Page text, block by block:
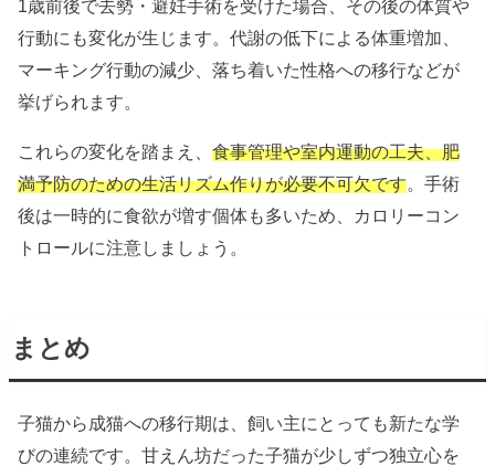
1歳前後で去勢・避妊手術を受けた場合、その後の体質や
行動にも変化が生じます。代謝の低下による体重増加、
マーキング行動の減少、落ち着いた性格への移行などが
挙げられます。
これらの変化を踏まえ、食事管理や室内運動の工夫、肥
満予防のための生活リズム作りが必要不可欠です。手術
後は一時的に食欲が増す個体も多いため、カロリーコン
トロールに注意しましょう。
まとめ
子猫から成猫への移行期は、飼い主にとっても新たな学
びの連続です。甘えん坊だった子猫が少しずつ独立心を